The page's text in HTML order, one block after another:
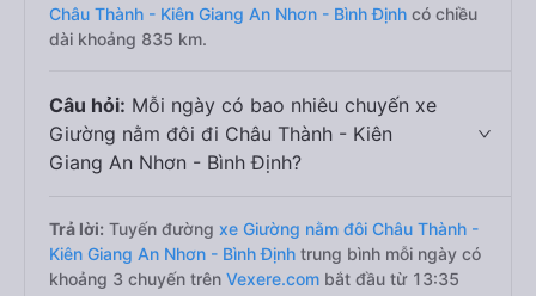
Châu Thành - Kiên Giang An Nhơn - Bình Định có chiều
dài khoảng 835 km.
Câu hỏi: Mỗi ngày có bao nhiêu chuyến xe
Giường nằm đôi đi Châu Thành - Kiên
Giang An Nhơn - Bình Định?
Trả lời: Tuyến đường xe Giường nằm đôi Châu Thành -
Kiên Giang An Nhơn - Bình Định trung bình mỗi ngày có
khoảng 3 chuyến trên Vexere.com bắt đầu từ 13:35